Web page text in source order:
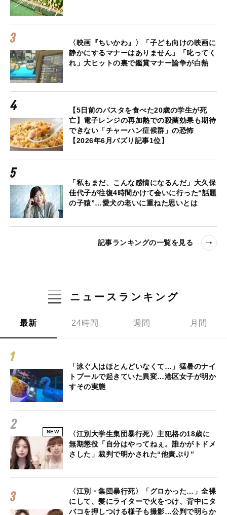
〈映画『ちいかわ』〉「子ども向けの映画に
静かにするマナーはありません」「叱ってく
れ」大ヒットの裏で鑑賞マナー論争が白熱
【5日前のパスタを食べた20歳の学生が死
亡】電子レンジの再加熱での殺菌効果も期待
できない「チャーハン症候群」の恐怖
【2026年6月バズり記事1位】
「私もまだ、こんな感情になるんだ」大久保
佳代子が往復4時間かけて会いに行った“話題
の子猿”…愛犬の老いに重ねた思いとは
記事ランキングの一覧を見る
ニュースランキング
最新 24時間 週間 月間
「泳ぐ人はほとんどいなくて…」猛暑のナイ
トプールで起きていた異変…港区女子が明か
すその実態
NEW
〈江別大学生集団暴行死〉主犯格の18歳に
無期懲役「自分はやってねぇ。誰かがトドメ
さした」裁判で明かされた“他責ぶり”
〈江別・集団暴行死〉「グロかった…」全裸
にして、髪にライターで火をつけ、背中にタ
バコを押しつける様子も撮影…公判で明らか